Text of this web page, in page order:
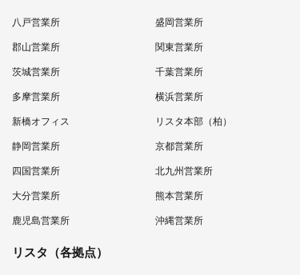
八戸営業所 盛岡営業所
郡山営業所 関東営業所
茨城営業所 千葉営業所
多摩営業所 横浜営業所
新橋オフィス リスタ本部（柏）
静岡営業所 京都営業所
四国営業所 北九州営業所
大分営業所 熊本営業所
鹿児島営業所 沖縄営業所
リスタ（各拠点）